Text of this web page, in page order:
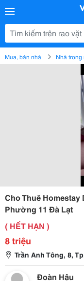
Mua, bán nhà Nhà trong
Cho Thuê
Phường 11 Đà Lạt
( HẾT HẠN )
8 triệu
Trần Anh Tông, 8,
Đoàn Hậu